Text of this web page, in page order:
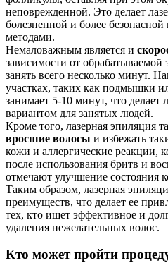
неповрежденной. Это делает
болезненной и более
методами.
Немаловажным является и
зависимости от
занять всего несколько минут.
участках, таких как подмышки
занимает 5-10 минут, что
вариантом для занятых людей.
Кроме того, лазерная эпиляция
вросшие волосы и избежать
кожи и аллергические реакции,
после использования бритв и
отмечают улучшение состояния
Таким образом, лазерная
преимуществ, что делает ее
тех, кто ищет эффективное и
удаления нежелательных волос.
Кто может пройти